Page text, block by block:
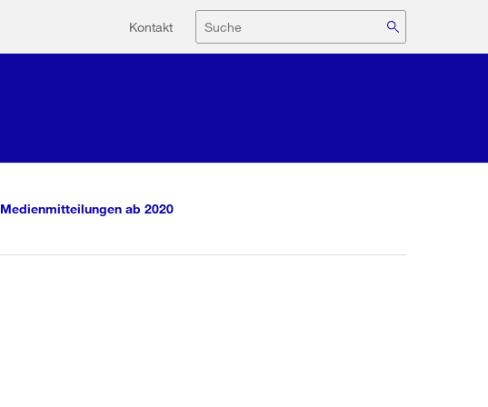
Hilfsnavigation
Kontakt Suche
Medienmitteilungen ab 2020